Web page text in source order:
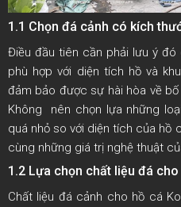
1.1 Chọn đá cảnh có kích
Điều đầu tiên cần phải lưu ý
phù hợp với diện tích hồ và
đảm bảo được sự hài hòa về
Không nên chọn lựa những
quá nhỏ so với diện tích của hồ
cùng những giá trị nghệ thuật
1.2 Lựa chọn chất liệu đá cho
Chất liệu đá cảnh cho hồ cá